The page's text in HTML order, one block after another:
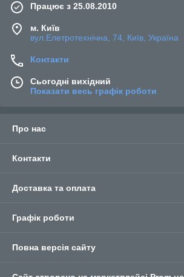
Працює з 25.08.2010
м. Київ
вул.Елетротехнічна, 74, Київ, Україна
Контакти
Сьогодні вихідний
Показати весь графік роботи
Про нас
Контакти
Доставка та оплата
Графік роботи
Повна версія сайту